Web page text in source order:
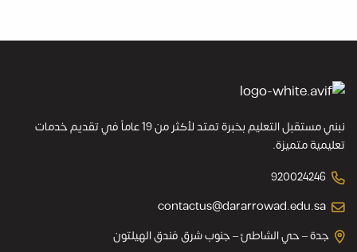
نبني مستقبل التعليم بخبرة تمتد لأكثر من 19 عاماً في تقديم خدمات
تعليمية متميزة.
920024246
contactus@dararrowad.edu.sa
جدة – حي الشاطئ – جنوب شرق فندق الهيلتون